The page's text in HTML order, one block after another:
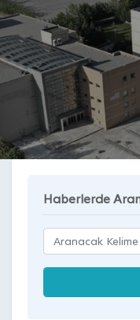
Haberlerde